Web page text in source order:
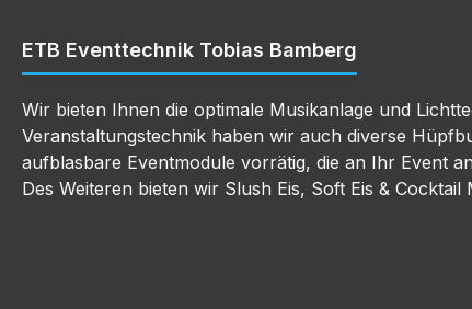
ETB Eventtechnik Tobias Bamberg
Wir bieten Ihnen die optimale Musikanlage und
Veranstaltungstechnik haben wir auch diverse
aufblasbare Eventmodule vorrätig, die an Ihr Event
Des Weiteren bieten wir Slush Eis, Soft Eis & Cocktail